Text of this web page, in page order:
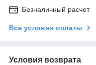
Безналичный расчет
Все условия оплаты
Условия возврата